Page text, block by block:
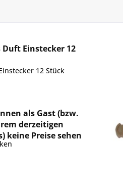
Duft Einstecker 12
12 Stück
als Gast (bzw.
derzeitigen
keine Preise sehen